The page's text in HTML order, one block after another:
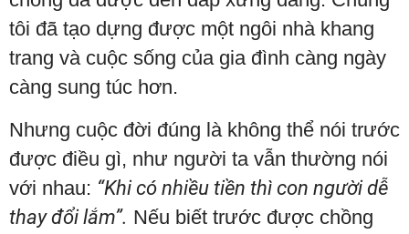
tôi đã tạo dựng được một ngôi nhà khang
trang và cuộc sống của gia đình càng ngày
càng sung túc hơn.
Nhưng cuộc đời đúng là không thể nói trước
được điều gì, như người ta vẫn thường nói
với nhau: “Khi có nhiều tiền thì con người dễ
thay đổi lắm”. Nếu biết trước được chồng